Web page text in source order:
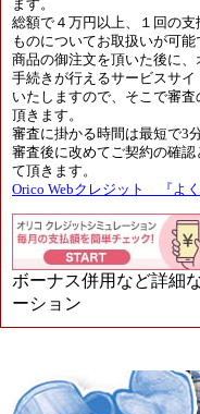
ます。
総額で４万円以上、１回の
ものについてお取扱いが可能
商品の御注文を頂いた後に
手続きが行えるサービスサ
いたしますので、そこで審
頂きます。
審査に掛かる時間は最短で3
審査後に改めてご契約の確
て頂きます。
Orico Webクレジット 『よ
ボーナス併用など詳細
ーション